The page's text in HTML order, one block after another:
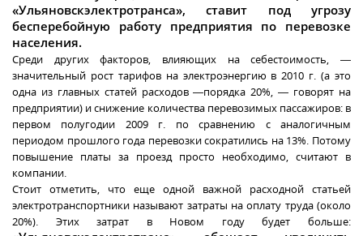
«Ульяновскэлектротранса», ставит под угрозу
бесперебойную работу предприятия по перевозке
населения.
Среди других факторов, влияющих на себестоимость, —
значительный рост тарифов на электроэнергию в 2010 г. (а это
одна из главных статей расходов —порядка 20%, — говорят на
предприятии) и снижение количества перевозимых пассажиров: в
первом полугодии 2009 г. по сравнению с аналогичным
периодом прошлого года перевозки сократились на 13%. Потому
повышение платы за проезд просто необходимо, считают в
компании.
Стоит отметить, что еще одной важной расходной статьей
электротранспортники называют затраты на оплату труда (около
20%). Этих затрат в Новом году будет больше: